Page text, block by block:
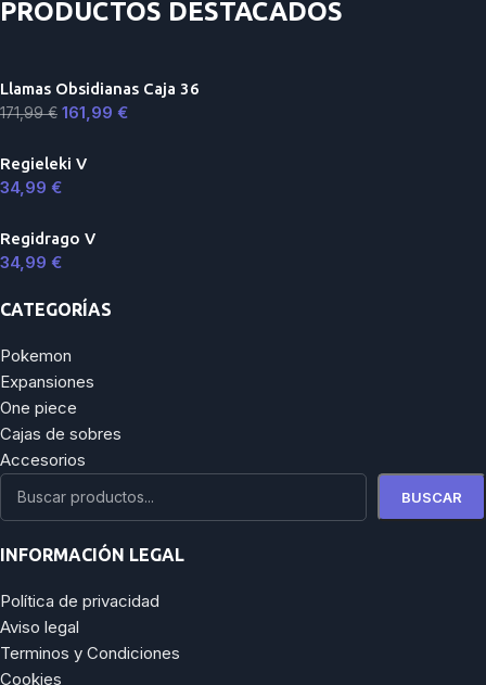
PRODUCTOS DESTACADOS
Llamas Obsidianas Caja 36
171,99€ 161,99 €
Regieleki V
34,99 €
Regidrago V
34,99 €
CATEGORÍAS
Pokemon
Expansiones
One piece
Cajas de sobres
Accesorios
BUSCAR
INFORMACIÓN LEGAL
Política de privacidad
Aviso legal
Terminos y Condiciones
Cookies